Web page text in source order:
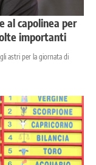
al capolinea per
importanti
astri per la giornata di